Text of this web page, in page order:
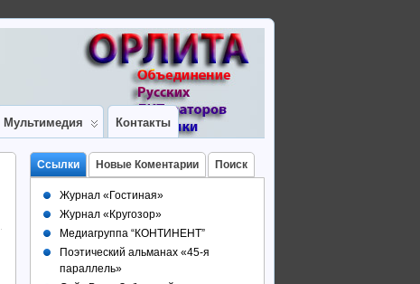
Мультимедия Контакты
Ссылки Новые Коментарии Поиск
Журнал «Гостиная»
Журнал «Кругозор»
Медиагруппа “КОНТИНЕНТ”
Поэтический альманах «45-я
параллель»